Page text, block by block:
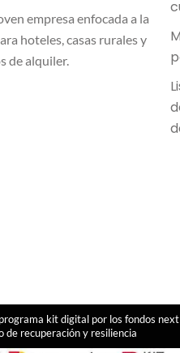
empresa enfocada a la
hoteles, casas rurales y
de alquiler.
kit digital por los fondos next
de recuperación y resiliencia